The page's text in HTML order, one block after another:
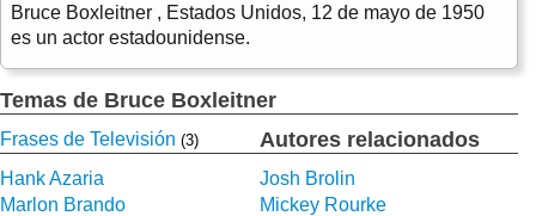
Bruce Boxleitner , Estados Unidos, 12 de mayo de 1950
es un actor estadounidense.
Temas de Bruce Boxleitner
Frases de Televisión (3) Autores relacionados
Hank Azaria
Josh Brolin
Marlon Brando
Mickey Rourke